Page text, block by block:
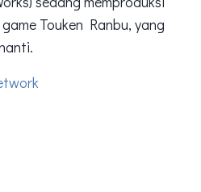
Touken Ranbu, yang